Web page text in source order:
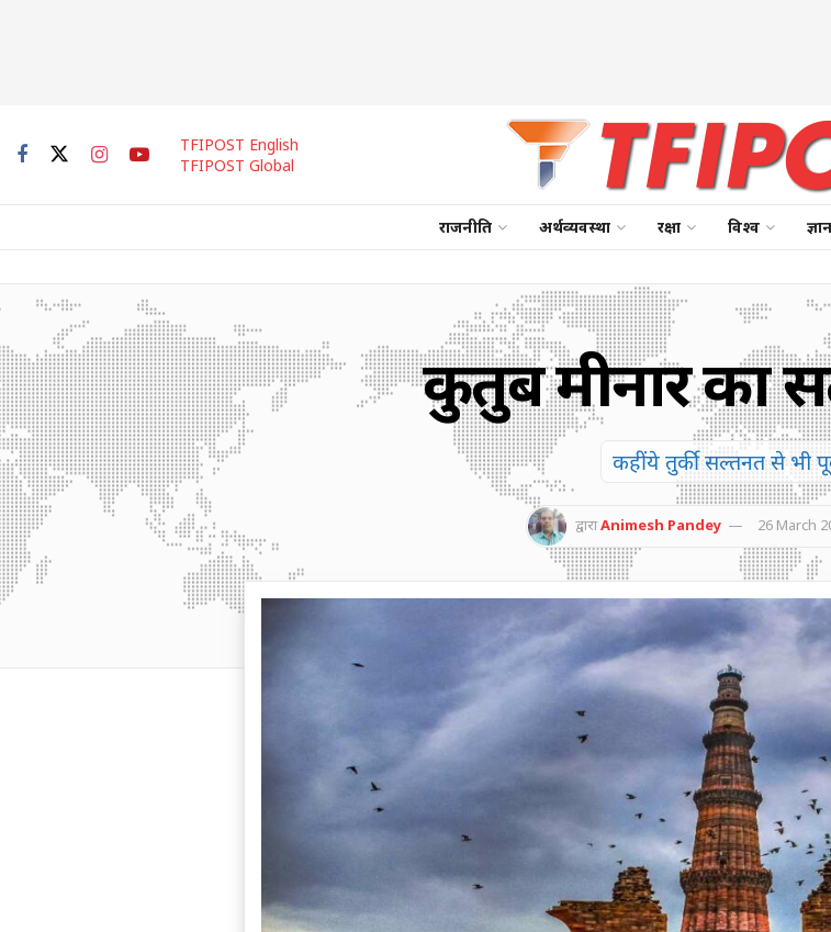
TFIPOST English
TFIPOST Global
राजनीति अर्थव्यवस्था रक्षा विश्व ज्ञान
कुतुब मीनार का
कहीं ये तुर्की सल्तनत से भी
द्वाराAnimesh Pandey 26 March